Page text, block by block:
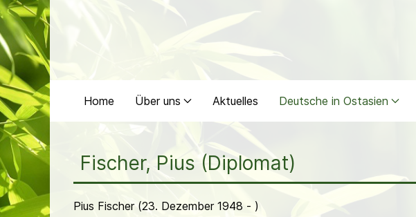
Home Über uns Aktuelles Deutsche in Ostasien
Fischer, Pius (Diplomat)
Pius Fischer (23. Dezember 1948 - )